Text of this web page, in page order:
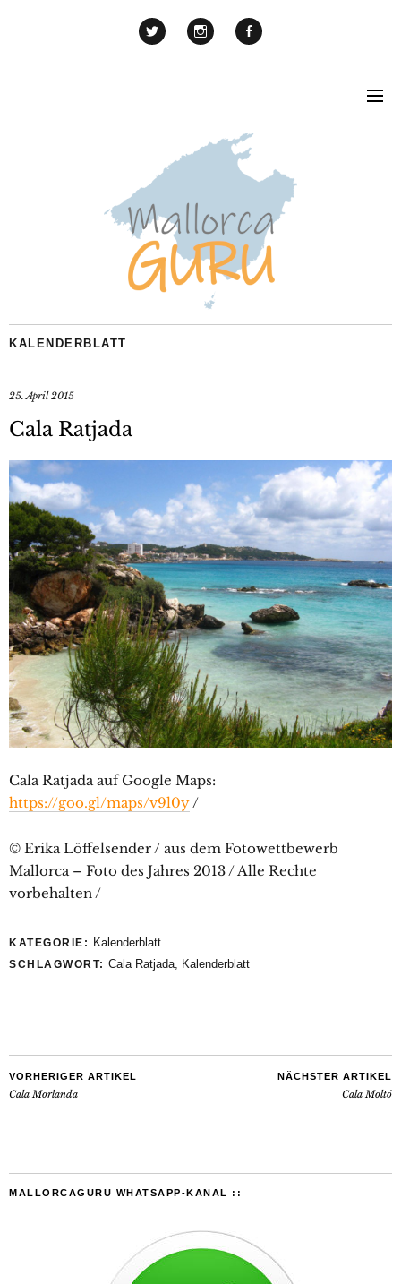
KALENDERBLATT
25. April 2015
Cala Ratjada
Cala Ratjada auf Google Maps:
https://goo.gl/maps/v9l0y/
© Erika Löffelsender / aus dem Fotowettbewerb
Mallorca – Foto des Jahres 2013 / Alle Rechte
vorbehalten /
KATEGORIE: Kalenderblatt
SCHLAGWORT: Cala Ratjada Kalenderblatt
VORHERIGER ARTIKEL
Cala Morlanda
NÄCHSTER ARTIKEL
Cala Moltó
MALLORCAGURU WHATSAPP-KANAL ::